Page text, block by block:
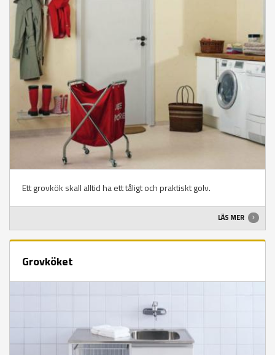
Ett grovkök skall alltid ha ett tåligt och praktiskt golv.
LÄS MER
Grovköket